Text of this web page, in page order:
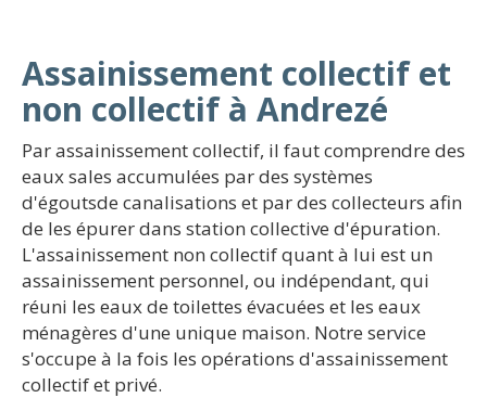
Assainissement collectif et
non collectif à Andrezé
Par assainissement collectif, il faut comprendre des
eaux sales accumulées par des systèmes
d'égoutsde canalisations et par des collecteurs afin
de les épurer dans station collective d'épuration.
L'assainissement non collectif quant à lui est un
assainissement personnel, ou indépendant, qui
réuni les eaux de toilettes évacuées et les eaux
ménagères d'une unique maison. Notre service
s'occupe à la fois les opérations d'assainissement
collectif et privé.